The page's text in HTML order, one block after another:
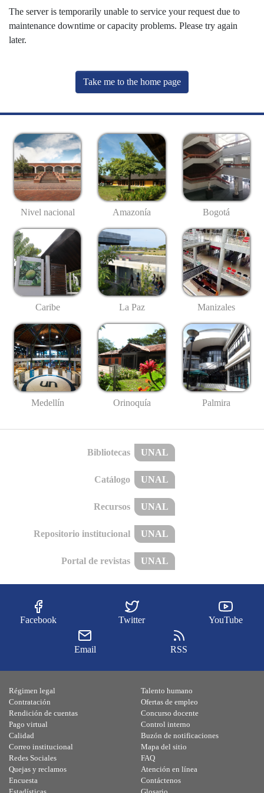
The server is temporarily unable to service your request due to
maintenance downtime or capacity problems. Please try again
later.
Take me to the home page
Nivel nacional Amazonía Bogotá
Caribe La Paz Manizales
Medellín Orinoquía Palmira
Bibliotecas UNAL
Catálogo UNAL
Recursos UNAL
Repositorio institucional UNAL
Portal de revistas UNAL
Facebook Twitter YouTube
Email RSS
Régimen legal
Contratación
Rendición de cuentas
Pago virtual
Calidad
Talento humano
Ofertas de empleo
Concurso docente
Control interno
Buzón de notificaciones
Correo institucional
Redes Sociales
Quejas y reclamos
Encuesta
Mapa del sitio
FAQ
Atención en línea
Contáctenos